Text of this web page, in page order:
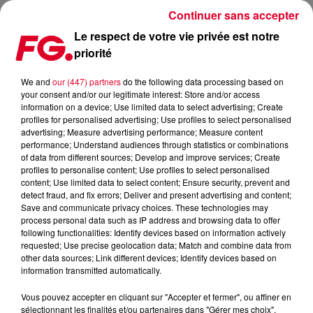
BILAN 2024: BILLBOARD DÉVOILE SES 50 MEILLEURS
Publié : 13 décembre 2024 à 9h53 par Antony HARARI
Le respect de votre vie privée est notre
priorité
We and our (447) partnersdo the following data processing based on
your consent and/or our legitimate interest: Store and/or access
information on a device; Use limited data to select advertising; Create
profiles for personalised advertising; Use profiles to select personalised
advertising; Measure advertising performance; Measure content
performance; Understand audiences through statistics or combinations
of data from different sources; Develop and improve services; Create
profiles to personalise content; Use profiles to select personalised
content; Use limited data to select content; Ensure security, prevent and
detect fraud, and fix errors; Deliver and present advertising and content;
Save and communicate privacy choices. These technologies may
process personal data such as IP address and browsing data to offer
following functionalities: Identify devices based on information actively
requested; Use precise geolocation data; Match and combine data from
other data sources; Link different devices; Identify devices based on
information transmitted automatically.
Vous pouvez accepter en cliquant sur "Accepter et fermer", ou affiner en
sélectionnant les finalités et/ou partenaires dans "Gérer mes choix".
Continuer sans accepter